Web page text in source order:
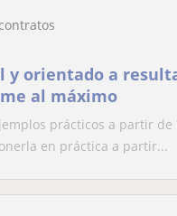
y orientado a
al máximo
prácticos a partir
en práctica a partir...